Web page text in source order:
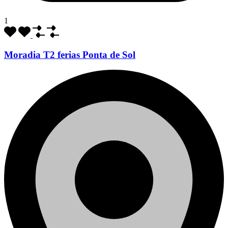
1
Moradia T2 ferias Ponta de Sol